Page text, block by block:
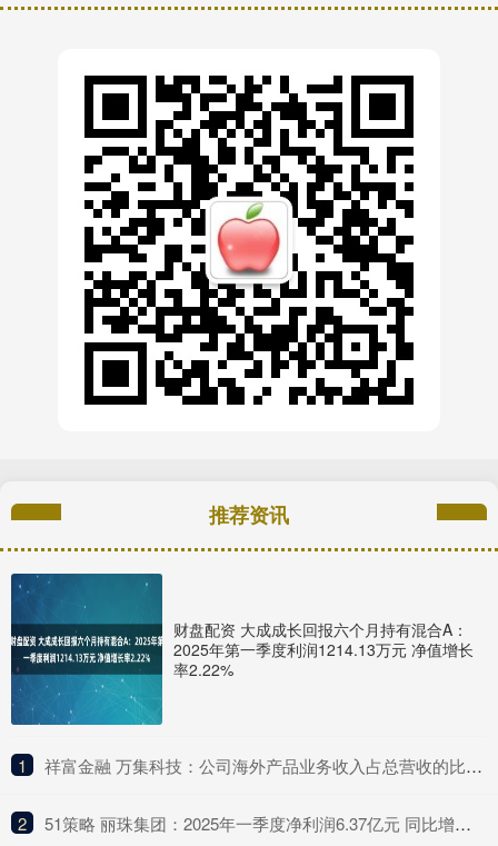
推荐资讯
财盘配资 大成成长回报六个月持有混合A：
2025年第一季度利润1214.13万元 净值增长
率2.22%
1 ​祥富金融 万集科技：公司海外产品业务收入占总营收的比例较低
2 ​51策略 丽珠集团：2025年一季度净利润6.37亿元 同比增长4.75%